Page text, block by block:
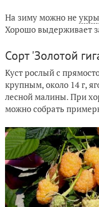
На зиму можно не
Хорошо выдерживает
Сорт 'Золотой
Куст рослый с
крупным, около 14 г,
лесной малины. При
можно собрать